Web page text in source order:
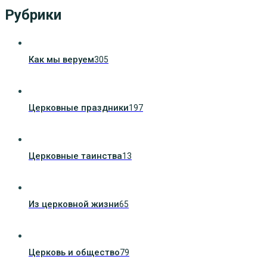
Рубрики
Как мы веруем305
Церковные праздники197
Церковные таинства13
Из церковной жизни65
Церковь и общество79